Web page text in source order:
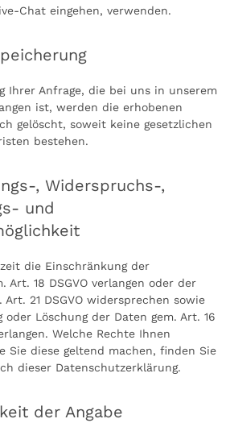
Chat eingehen, verwenden.
Ihrer Anfrage, die bei uns in unserem
ist, werden die erhobenen
gelöscht, soweit keine gesetzlichen
bestehen.
, Widerspruchs-,
und
die Einschränkung der
Art. 18 DSGVO verlangen oder der
Art. 21 DSGVO widersprechen sowie
oder Löschung der Daten gem. Art. 16
Welche Rechte Ihnen
Sie diese geltend machen, finden Sie
dieser Datenschutzerklärung.
der Angabe